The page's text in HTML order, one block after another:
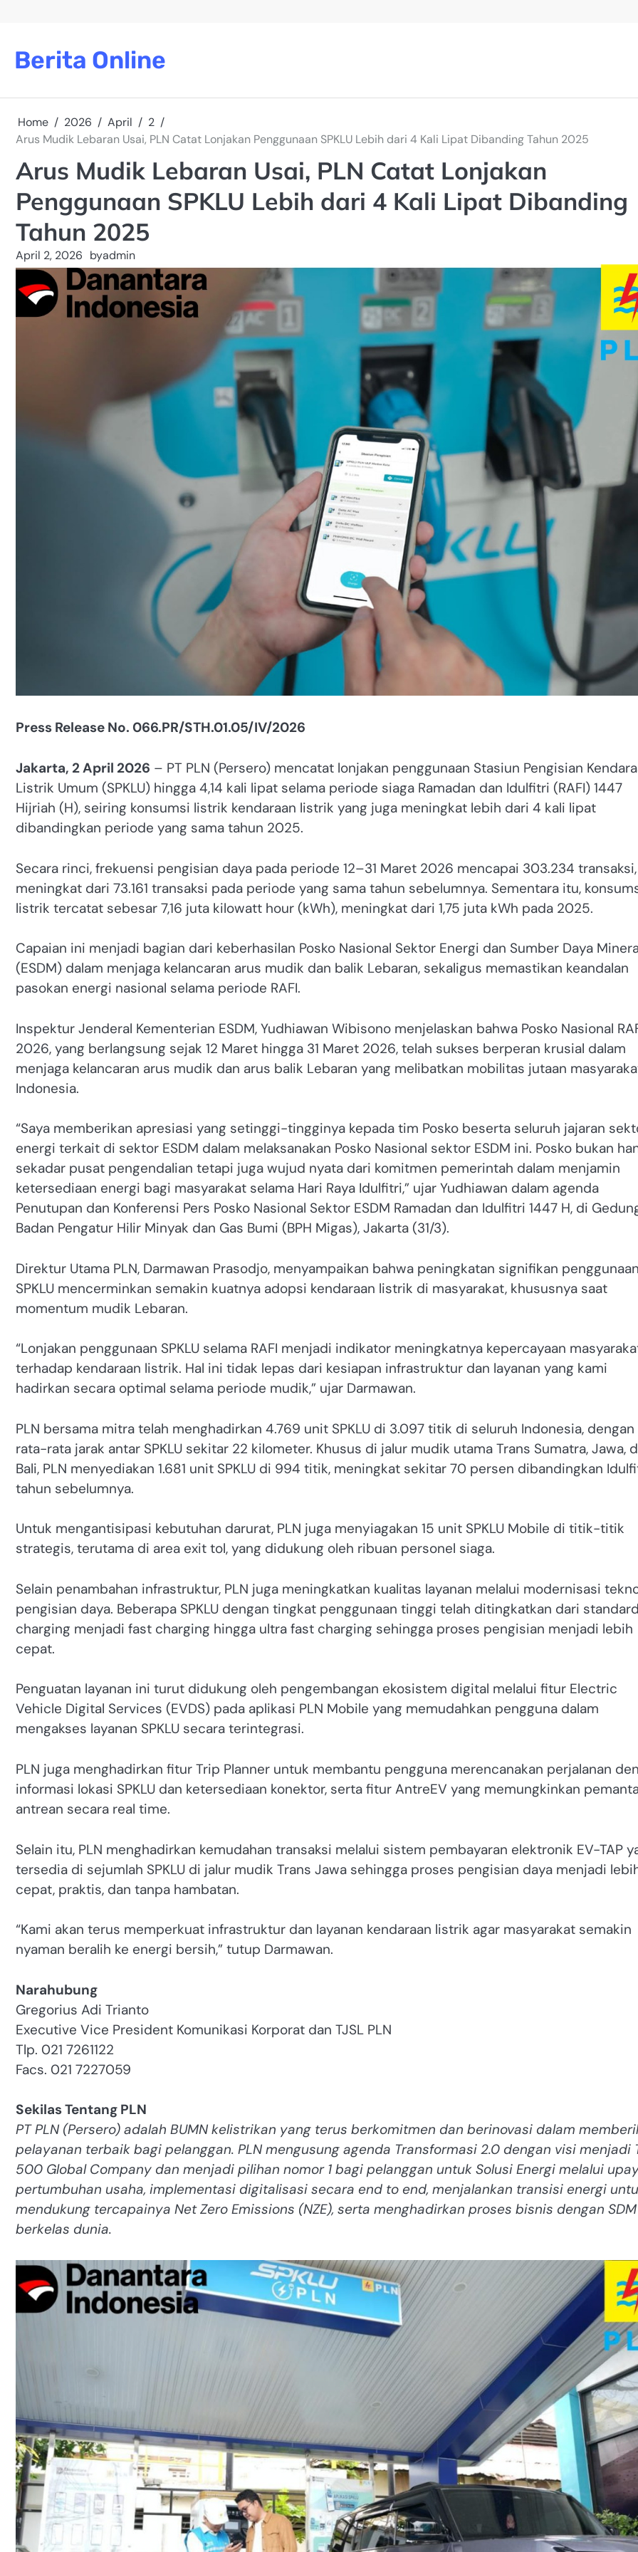
Berita Online
Home 2026 April
2
Arus Mudik Lebaran Usai, PLN Catat Lonjakan Penggunaan SPKLU Lebih dari 4 Kali Lipat Dibanding Tahun 2025
Arus Mudik Lebaran Usai, PLN Catat Lonjakan
Penggunaan SPKLU Lebih dari 4 Kali Lipat Dibanding
Tahun 2025
April 2, 2026 byadmin
Press Release No. 066.PR/STH.01.05/IV/2026
Jakarta, 2 April 2026 – PT PLN (Persero) mencatat lonjakan penggunaan Stasiun Pengisian
Listrik Umum (SPKLU) hingga 4,14 kali lipat selama periode siaga Ramadan dan Idulfitri (RAFI) 1447
Hijriah (H), seiring konsumsi listrik kendaraan listrik yang juga meningkat lebih dari 4 kali lipat
dibandingkan periode yang sama tahun 2025.
Secara rinci, frekuensi pengisian daya pada periode 12–31 Maret 2026 mencapai 303.234 transaksi,
meningkat dari 73.161 transaksi pada periode yang sama tahun sebelumnya. Sementara itu,
listrik tercatat sebesar 7,16 juta kilowatt hour (kWh), meningkat dari 1,75 juta kWh pada 2025.
Capaian ini menjadi bagian dari keberhasilan Posko Nasional Sektor Energi dan Sumber Daya
(ESDM) dalam menjaga kelancaran arus mudik dan balik Lebaran, sekaligus memastikan keandalan
pasokan energi nasional selama periode RAFI.
Inspektur Jenderal Kementerian ESDM, Yudhiawan Wibisono menjelaskan bahwa Posko Nasional
2026, yang berlangsung sejak 12 Maret hingga 31 Maret 2026, telah sukses berperan krusial dalam
menjaga kelancaran arus mudik dan arus balik Lebaran yang melibatkan mobilitas jutaan
Indonesia.
“Saya memberikan apresiasi yang setinggi-tingginya kepada tim Posko beserta seluruh jajaran
energi terkait di sektor ESDM dalam melaksanakan Posko Nasional sektor ESDM ini. Posko bukan
sekadar pusat pengendalian tetapi juga wujud nyata dari komitmen pemerintah dalam menjamin
ketersediaan energi bagi masyarakat selama Hari Raya Idulfitri,” ujar Yudhiawan dalam agenda
Penutupan dan Konferensi Pers Posko Nasional Sektor ESDM Ramadan dan Idulfitri 1447 H, di
Badan Pengatur Hilir Minyak dan Gas Bumi (BPH Migas), Jakarta (31/3).
Direktur Utama PLN, Darmawan Prasodjo, menyampaikan bahwa peningkatan signifikan penggunaan
SPKLU mencerminkan semakin kuatnya adopsi kendaraan listrik di masyarakat, khususnya saat
momentum mudik Lebaran.
“Lonjakan penggunaan SPKLU selama RAFI menjadi indikator meningkatnya kepercayaan
terhadap kendaraan listrik. Hal ini tidak lepas dari kesiapan infrastruktur dan layanan yang kami
hadirkan secara optimal selama periode mudik,” ujar Darmawan.
PLN bersama mitra telah menghadirkan 4.769 unit SPKLU di 3.097 titik di seluruh Indonesia, dengan
rata-rata jarak antar SPKLU sekitar 22 kilometer. Khusus di jalur mudik utama Trans Sumatra, Jawa,
Bali, PLN menyediakan 1.681 unit SPKLU di 994 titik, meningkat sekitar 70 persen dibandingkan
tahun sebelumnya.
Untuk mengantisipasi kebutuhan darurat, PLN juga menyiagakan 15 unit SPKLU Mobile di titik-titik
strategis, terutama di area exit tol, yang didukung oleh ribuan personel siaga.
Selain penambahan infrastruktur, PLN juga meningkatkan kualitas layanan melalui modernisasi
pengisian daya. Beberapa SPKLU dengan tingkat penggunaan tinggi telah ditingkatkan dari standard
charging menjadi fast charging hingga ultra fast charging sehingga proses pengisian menjadi lebih
cepat.
Penguatan layanan ini turut didukung oleh pengembangan ekosistem digital melalui fitur Electric
Vehicle Digital Services (EVDS) pada aplikasi PLN Mobile yang memudahkan pengguna dalam
mengakses layanan SPKLU secara terintegrasi.
PLN juga menghadirkan fitur Trip Planner untuk membantu pengguna merencanakan perjalanan
informasi lokasi SPKLU dan ketersediaan konektor, serta fitur AntreEV yang memungkinkan
antrean secara real time.
Selain itu, PLN menghadirkan kemudahan transaksi melalui sistem pembayaran elektronik EV-TAP
tersedia di sejumlah SPKLU di jalur mudik Trans Jawa sehingga proses pengisian daya menjadi
cepat, praktis, dan tanpa hambatan.
“Kami akan terus memperkuat infrastruktur dan layanan kendaraan listrik agar masyarakat semakin
nyaman beralih ke energi bersih,” tutup Darmawan.
Narahubung
Gregorius Adi Trianto
Executive Vice President Komunikasi Korporat dan TJSL PLN
Tlp. 021 7261122
Facs. 021 7227059
Sekilas Tentang PLN
PT PLN (Persero) adalah BUMN kelistrikan yang terus berkomitmen dan berinovasi dalam
pelayanan terbaik bagi pelanggan. PLN mengusung agenda Transformasi 2.0 dengan visi menjadi
500 Global Company dan menjadi pilihan nomor 1 bagi pelanggan untuk Solusi Energi melalui
pertumbuhan usaha, implementasi digitalisasi secara end to end, menjalankan transisi energi
mendukung tercapainya Net Zero Emissions (NZE), serta menghadirkan proses bisnis dengan SDM
berkelas dunia.